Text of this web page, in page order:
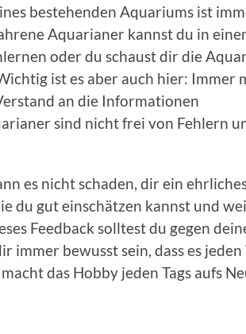
bestehenden Aquariums ist
Aquarianer kannst du in
oder du schaust dir die
ist es aber auch hier: Immer
an die Informationen
sind nicht frei von Fehlern
es nicht schaden, dir ein
du gut einschätzen kannst und
Feedback solltest du gegen
immer bewusst sein, dass es jeden
das Hobby jeden Tags aufs